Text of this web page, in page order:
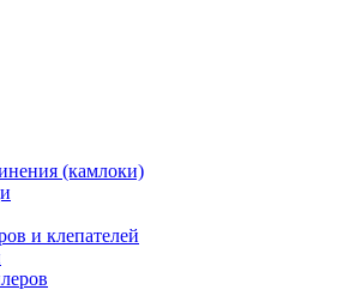
(камлоки)
и клепателей